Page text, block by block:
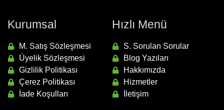
Kurumsal
M. Satış Sözleşmesi
Üyelik Sözleşmesi
Gizlilik Politikası
Çerez Politikası
İade Koşulları
Hızlı Menü
S. Sorulan Sorular
Blog Yazıları
Hakkımızda
Hizmetler
İletişim